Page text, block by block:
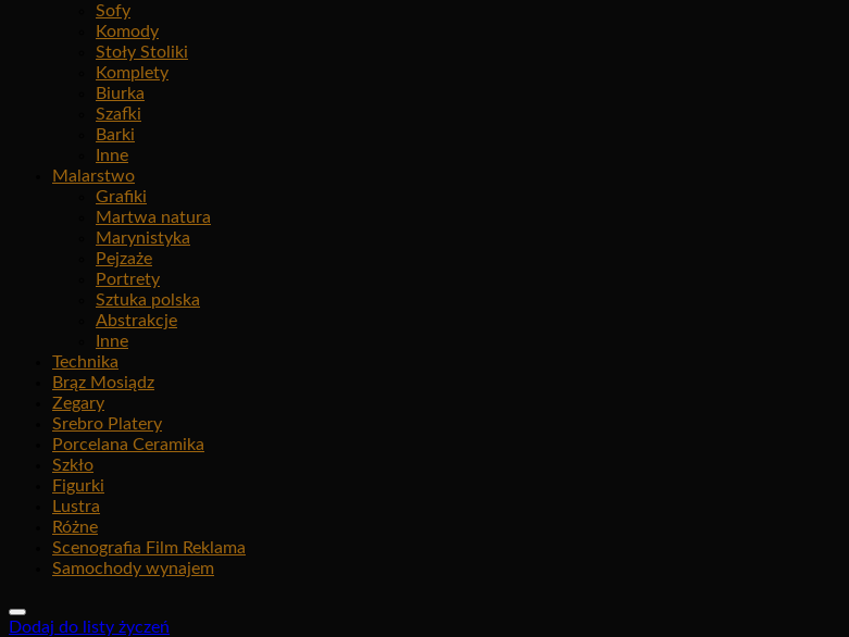
Sofy
Komody
Stoły Stoliki
Komplety
Biurka
Szafki
Barki
Inne
Malarstwo
Grafiki
Martwa natura
Marynistyka
Pejzaże
Portrety
Sztuka polska
Abstrakcje
Inne
Technika
Brąz Mosiądz
Zegary
Srebro Platery
Porcelana Ceramika
Szkło
Figurki
Lustra
Różne
Scenografia Film Reklama
Samochody wynajem
Dodaj do listy życzeń